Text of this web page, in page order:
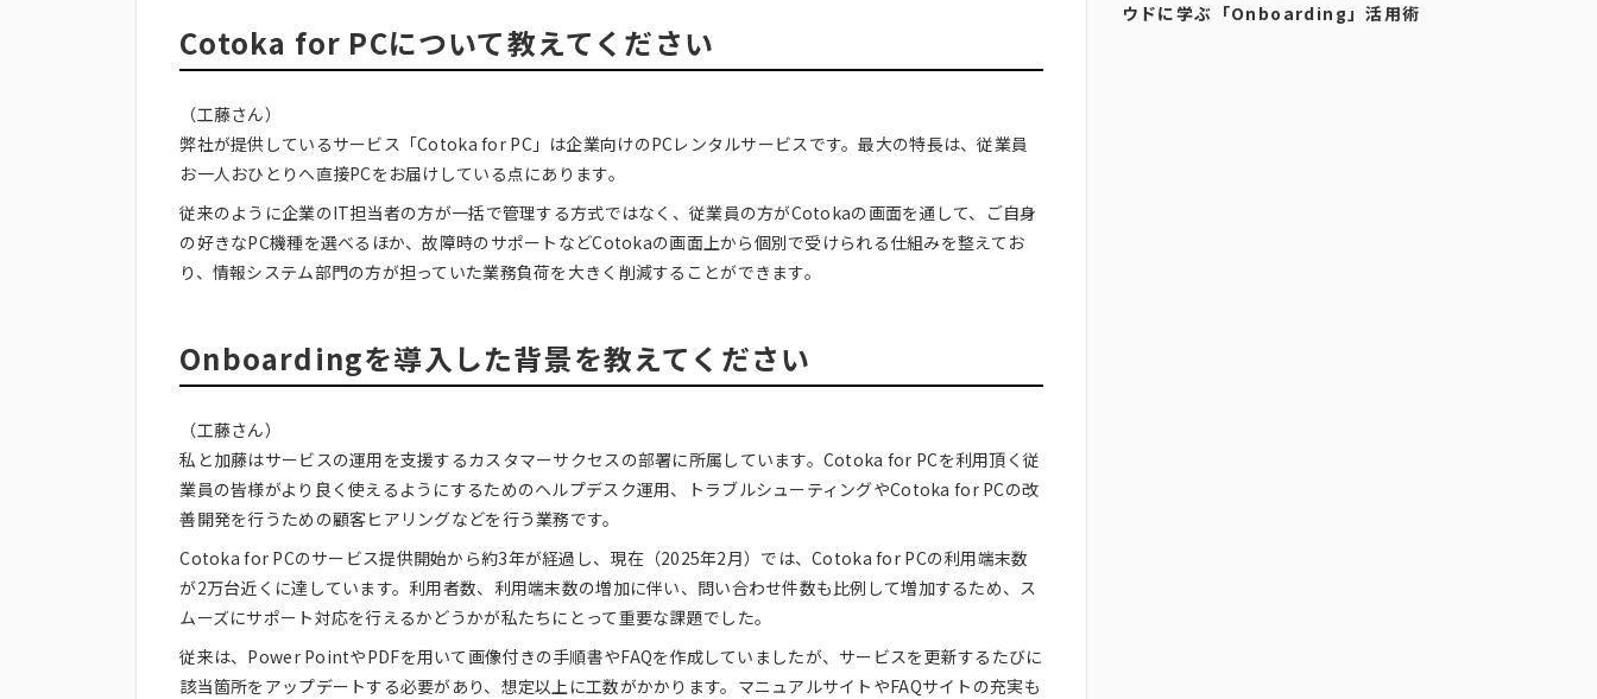
Cotoka for PCについて教えてください
（工藤さん）
弊社が提供しているサービス「Cotoka for PC」は企業向けのPCレンタルサービスです。最大の特長は、従業員
お一人おひとりへ直接PCをお届けしている点にあります。
従来のように企業のIT担当者の方が一括で管理する方式ではなく、従業員の方がCotokaの画面を通して、ご自身
の好きなPC機種を選べるほか、故障時のサポートなどCotokaの画面上から個別で受けられる仕組みを整えてお
り、情報システム部門の方が担っていた業務負荷を大きく削減することができます。
Onboardingを導入した背景を教えてください
（工藤さん）
私と加藤はサービスの運用を支援するカスタマーサクセスの部署に所属しています。Cotoka for PCを利用頂く従
業員の皆様がより良く使えるようにするためのヘルプデスク運用、トラブルシューティングやCotoka for PCの改
善開発を行うための顧客ヒアリングなどを行う業務です。
Cotoka for PCのサービス提供開始から約3年が経過し、現在（2025年2月）では、Cotoka for PCの利用端末数
が2万台近くに達しています。利用者数、利用端末数の増加に伴い、問い合わせ件数も比例して増加するため、ス
ムーズにサポート対応を行えるかどうかが私たちにとって重要な課題でした。
従来は、Power PointやPDFを用いて画像付きの手順書やFAQを作成していましたが、サービスを更新するたびに
該当箇所をアップデートする必要があり、想定以上に工数がかかります。マニュアルサイトやFAQサイトの充実も
ウドに学ぶ「Onboarding」活用術